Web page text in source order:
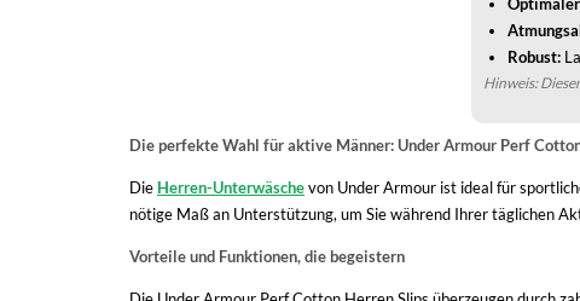
Robust:
Hinweis:
Die perfekte Wahl für aktive Männer: Under Armour Perf
Die Herren-Unterwäschevon Under Armour ist ideal für
nötige Maß an Unterstützung, um Sie während Ihrer täglichen
Vorteile und Funktionen, die begeistern